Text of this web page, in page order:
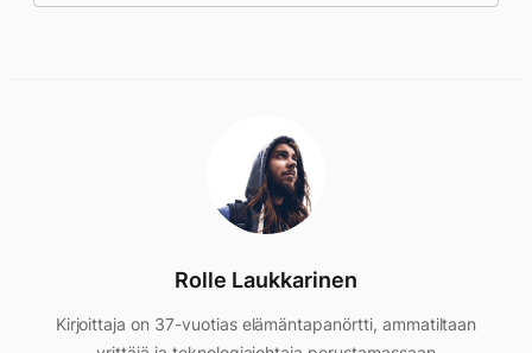
Rolle Laukkarinen
Kirjoittaja on 37-vuotias elämäntapanörtti, ammatiltaan